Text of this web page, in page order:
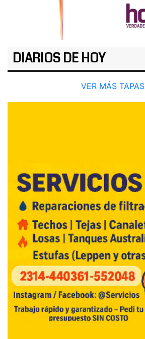
DIARIOS DE HOY
VER MÁS TAPAS